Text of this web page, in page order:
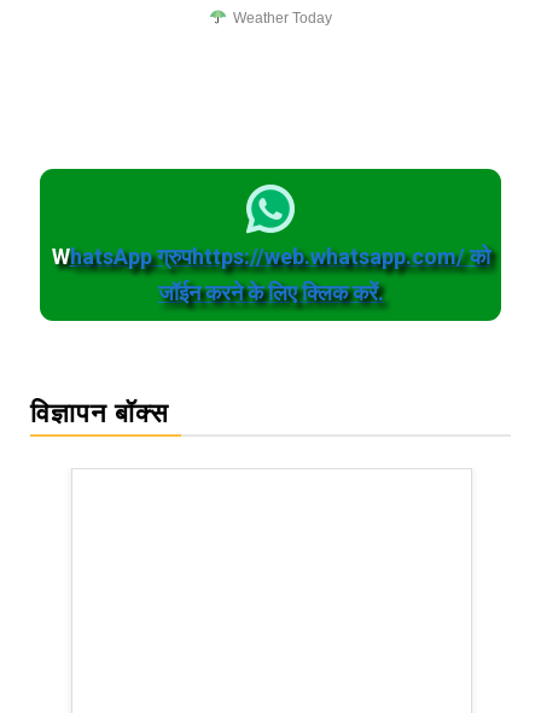
Weather Today
WhatsApp ग्रुपhttps://web.whatsapp.com/ को
जॉईन करने के लिए क्लिक करें.
विज्ञापन बॉक्स